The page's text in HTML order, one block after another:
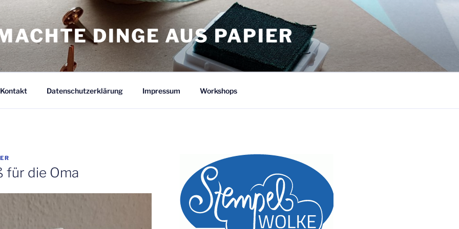
DINGE AUS PAPIER
Kontakt Datenschutzerklärung Impressum Workshops
für die Oma